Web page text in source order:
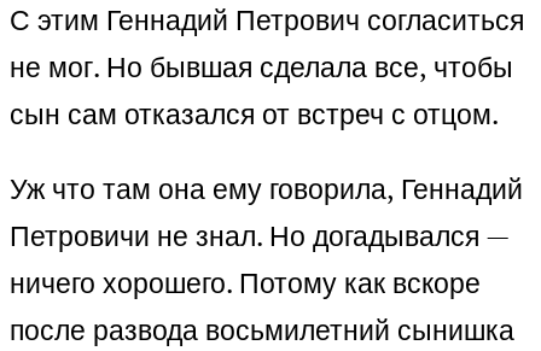
С этим Геннадий Петрович согласиться
не мог. Но бывшая сделала все, чтобы
сын сам отказался от встреч с отцом.
Уж что там она ему говорила, Геннадий
Петровичи не знал. Но догадывался —
ничего хорошего. Потому как вскоре
после развода восьмилетний сынишка